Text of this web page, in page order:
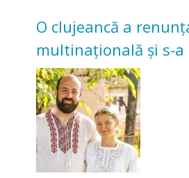
O clujeancă a
multinațională și s-
Acum cultivă legume
bunicilor